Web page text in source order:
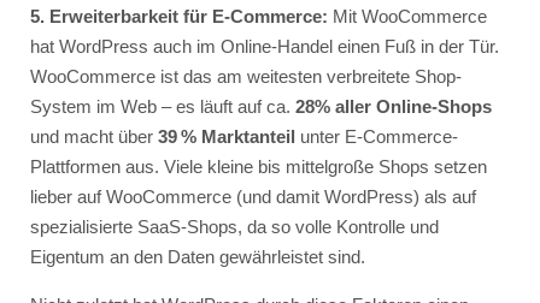
5. Erweiterbarkeit für E-Commerce: Mit WooCommerce
hat WordPress auch im Online-Handel einen Fuß in der Tür.
WooCommerce ist das am weitesten verbreitete Shop-
System im Web – es läuft auf ca. 28% aller Online-Shops
und macht über 39 % Marktanteil unter E-Commerce-
Plattformen aus. Viele kleine bis mittelgroße Shops setzen
lieber auf WooCommerce (und damit WordPress) als auf
spezialisierte SaaS-Shops, da so volle Kontrolle und
Eigentum an den Daten gewährleistet sind.